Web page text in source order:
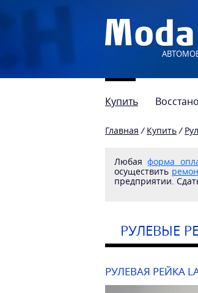
Купить
Главная / Купить /
Любаяформа
осуществить
предприятии.
РУЛЕВЫЕ
РУЛЕВАЯ РЕЙКА